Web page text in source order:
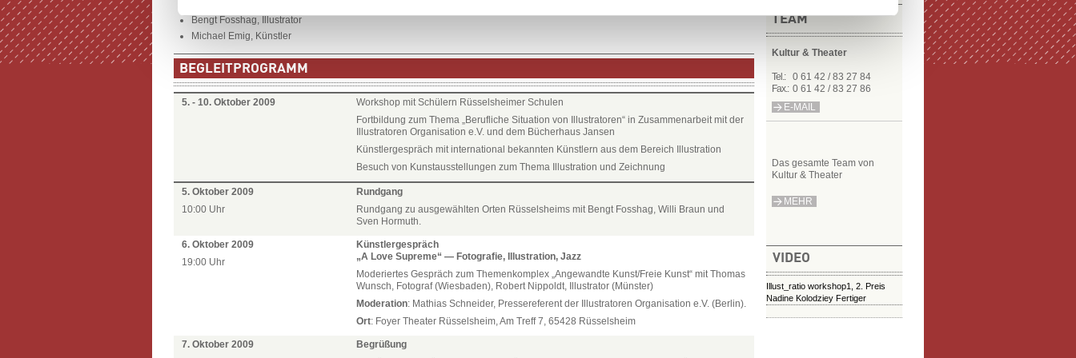
TEAM
Kultur & Theater
Tel.:
0 61 42 / 83 27 84
Fax.: 0 61 42 / 83 27 86
E-MAIL
Das gesamte Team von
Kultur & Theater
MEHR
VIDEO
Illust_ratio workshop1, 2. Preis
Nadine Kolodziey Fertiger
Bengt Fosshag, Illustrator
Michael Emig, Künstler
BEGLEITPROGRAMM
5. - 10. Oktober 2009
Workshop mit Schülern Rüsselsheimer Schulen
Fortbildung zum Thema „Berufliche Situation von Illustratoren“ in Zusammenarbeit mit der
Illustratoren Organisation e.V. und dem Bücherhaus Jansen
Künstlergespräch mit international bekannten Künstlern aus dem Bereich Illustration
Besuch von Kunstausstellungen zum Thema Illustration und Zeichnung
5. Oktober 2009
10:00 Uhr
Rundgang
Rundgang zu ausgewählten Orten Rüsselsheims mit Bengt Fosshag, Willi Braun und
Sven Hormuth.
6. Oktober 2009
19:00 Uhr
Künstlergespräch
„A Love Supreme“ — Fotografie, Illustration, Jazz
Moderiertes Gespräch zum Themenkomplex „Angewandte Kunst/Freie Kunst“ mit Thomas
Wunsch, Fotograf (Wiesbaden), Robert Nippoldt, Illustrator (Münster)
Moderation: Mathias Schneider, Pressereferent der Illustratoren Organisation e.V. (Berlin).
Ort: Foyer Theater Rüsselsheim, Am Treff 7, 65428 Rüsselsheim
7. Oktober 2009
Begrüßung